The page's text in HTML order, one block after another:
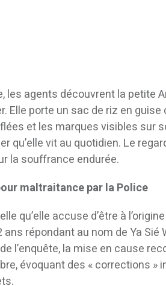
les agents découvrent la petite
Elle porte un sac de riz en
et les marques visibles sur
qu’elle vit au quotidien. Le
la souffrance endurée.
maltraitance par la Police
qu’elle accuse d’être à
répondant au nom de Ya Sié
l’enquête, la mise en cause
évoquant des « corrections »